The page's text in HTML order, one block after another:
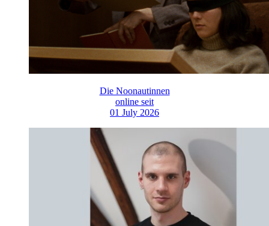
Die Noonautinnen
online seit
01 July 2026